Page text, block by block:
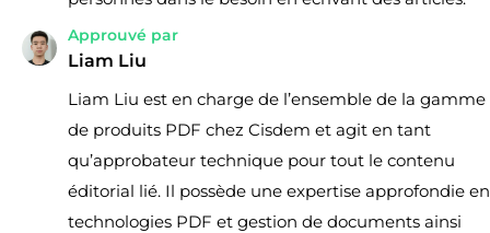
Approuvé par
Liam Liu
Liam Liu est en charge de l’ensemble de la gamme
de produits PDF chez Cisdem et agit en tant
qu’approbateur technique pour tout le contenu
éditorial lié. Il possède une expertise approfondie en
technologies PDF et gestion de documents ainsi